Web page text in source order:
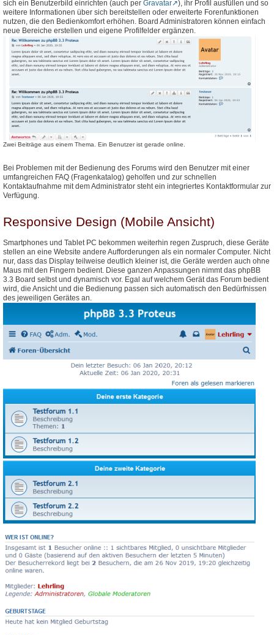
sich ein Benutzerbild einrichten (auch per Gravatar
), ihr Profil ausfüllen und so
weitere Informationen über sich bereitstellen oder erweiterte Forenfunktionen
nutzen, die den Bedienkomfort erhöhen. Board Administratoren können einfach
neue Bereiche erstellen und eigene Profilfelder ergänzen.
Zwei Beiträge aus einem Thema. Ein Benutzer ist gerade online.
Bei Problemen mit der Bedienung des Forums wird den Benutzer mit einer
umfangreichen FAQ (Fragenkatalog) geholfen und zur schnellen
Kontaktaufnahme mit dem Administrator steht ein integriertes Kontaktformular zur
Verfügung.
Responsive Design (Mobile Ansicht)
Smartphones und Tablet PC bekommen weiterhin regen Zuspruch, diese Geräte
stellen an eine Website andere Aufforderungen als ein normaler Computer. Nicht
nur, dass das Display teilweise deutlich kleiner ist, die Geräte werden auch ohne
Maus mit den Fingern bedient. Diese ganzen Anpassungen nimmt das phpBB
3.3 Board selbst und dynamisch vor. Egal auf welchem Gerät das Forum bedient
wird, die Ansicht und die Bedienung passen sich automatisch den Bedürfnissen
des jeweiligen Gerätes an.